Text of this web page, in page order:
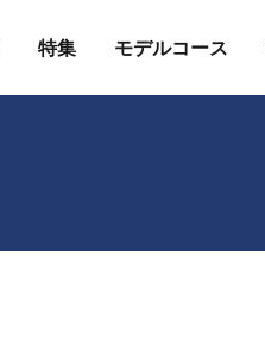
特集 モデルコース